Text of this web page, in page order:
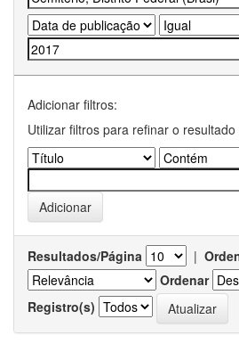
Adicionar filtros:
Utilizar filtros para refinar o
Resultados/Página |
Ordenar
Registro(s)